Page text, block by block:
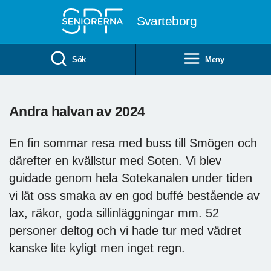
Svarteborg
Sök Meny
Andra halvan av 2024
En fin sommar resa med buss till Smögen och
därefter en kvällstur med Soten. Vi blev
guidade genom hela Sotekanalen under tiden
vi lät oss smaka av en god buffé bestående av
lax, räkor, goda sillinläggningar mm. 52
personer deltog och vi hade tur med vädret
kanske lite kyligt men inget regn.